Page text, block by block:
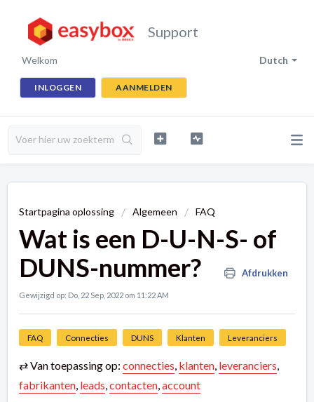
Support
Dutch
Welkom
INLOGGEN AANMELDEN
Startpagina oplossing Algemeen FAQ
Wat is een D-U-N-S- of
DUNS-nummer?
Afdrukken
Gewijzigd op: Do, 22 Sep, 2022 om 11:22 AM
FAQ Connecties DUNS Klanten Leveranciers
⇄ Van toepassing op: connecties, klanten, leveranciers,
fabrikanten, leads,contacten,account